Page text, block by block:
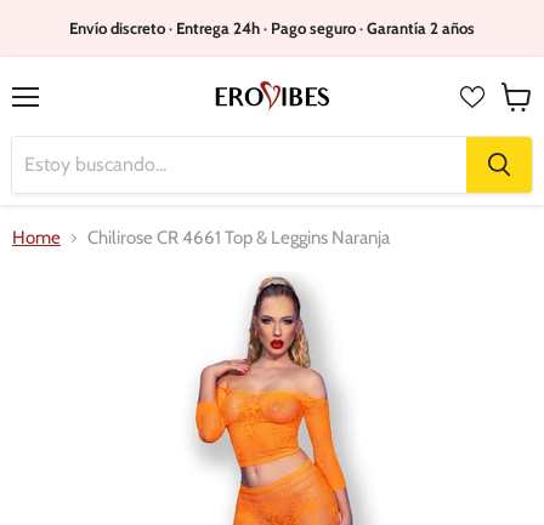
Envío discreto · Entrega 24h · Pago seguro · Garantía 2 años
carrito
Home Chilirose CR 4661 Top & Leggins Naranja